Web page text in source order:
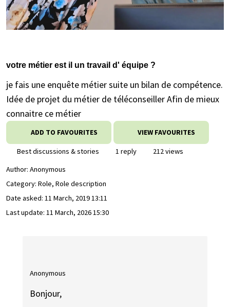
votre métier est il un travail d' équipe ?
je fais une enquête métier suite un bilan de compétence.
Idée de projet du métier de téléconseiller Afin de mieux
connaitre ce métier
ADD TO FAVOURITES VIEW FAVOURITES
Best discussions & stories 1 reply
212 views
Author: Anonymous
Category: Role, Role description
Date asked: 11 March, 2019 13:11
Last update: 11 March, 2026 15:30
Anonymous
Bonjour,